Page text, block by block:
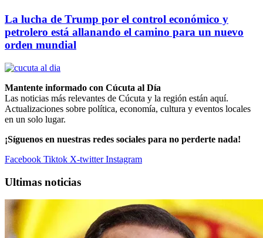
La lucha de Trump por el control económico y
petrolero está allanando el camino para un nuevo
orden mundial
Mantente informado con Cúcuta al Día
Las noticias más relevantes de Cúcuta y la región están aquí.
Actualizaciones sobre política, economía, cultura y eventos locales
en un solo lugar.
¡Síguenos en nuestras redes sociales para no perderte nada!
Facebook Tiktok X-twitter Instagram
Ultimas noticias